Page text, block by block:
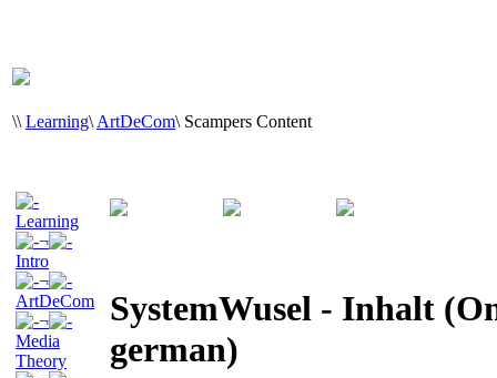
\\ Learning\ ArtDeCom\ Scampers Content
Learning
¬
Intro
¬
ArtDeCom
¬
Media
Theory
SystemWusel - Inhalt
german)